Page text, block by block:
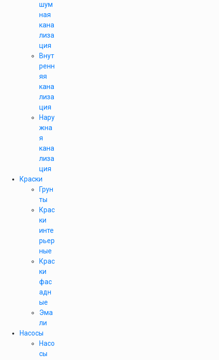
шум
ная
кана
лиза
ция
Внут
ренн
яя
кана
лиза
ция
Нару
жна
я
кана
лиза
ция
Краски
Грун
ты
Крас
ки
инте
рьер
ные
Крас
ки
фас
адн
ые
Эма
ли
Насосы
Насо
сы